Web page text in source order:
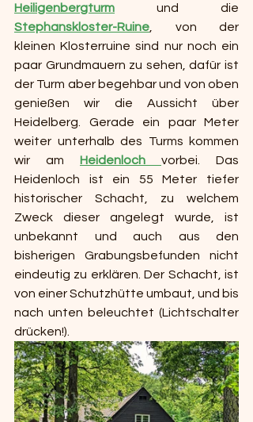
Heiligenbergturm
Stephanskloster-Ruine , von der
kleinen Klosterruine sind nur noch ein
paar Grundmauern zu sehen, dafür ist
der Turm aber begehbar und von oben
genießen wir die Aussicht über
Heidelberg. Gerade ein paar Meter
weiter unterhalb des Turms kommen
wir am Heidenloch vorbei. Das
Heidenloch ist ein 55 Meter tiefer
historischer Schacht, zu welchem
Zweck dieser angelegt wurde, ist
unbekannt und auch aus den
bisherigen Grabungsbefunden nicht
eindeutig zu erklären. Der Schacht, ist
von einer Schutzhütte umbaut, und bis
nach unten beleuchtet (Lichtschalter
drücken!).